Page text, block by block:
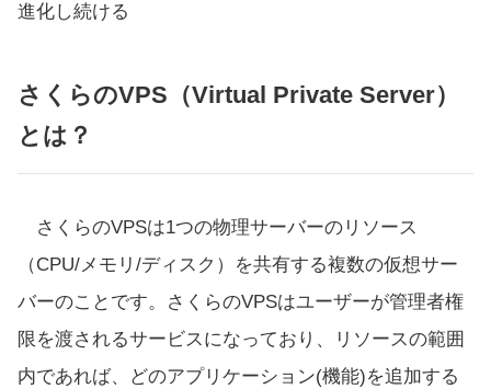
進化し続ける
さくらのVPS（Virtual Private Server）
とは？
さくらのVPSは1つの物理サーバーのリソース
（CPU/メモリ/ディスク）を共有する複数の仮想サー
バーのことです。さくらのVPSはユーザーが管理者権
限を渡されるサービスになっており、リソースの範囲
内であれば、どのアプリケーション(機能)を追加する